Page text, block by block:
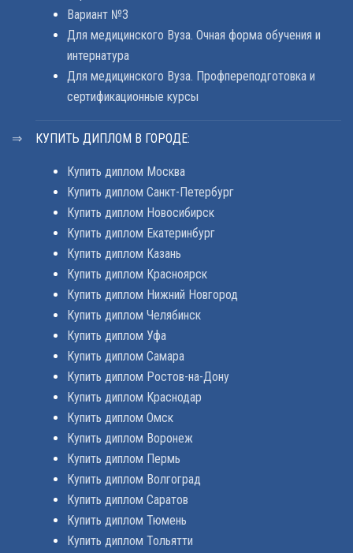
Вариант №3
Для медицинского Вуза. Очная форма обучения и
интернатура
Для медицинского Вуза. Профпереподготовка и
сертификационные курсы
КУПИТЬ ДИПЛОМ В ГОРОДЕ:
Купить диплом Москва
Купить диплом Санкт-Петербург
Купить диплом Новосибирск
Купить диплом Екатеринбург
Купить диплом Казань
Купить диплом Красноярск
Купить диплом Нижний Новгород
Купить диплом Челябинск
Купить диплом Уфа
Купить диплом Самара
Купить диплом Ростов-на-Дону
Купить диплом Краснодар
Купить диплом Омск
Купить диплом Воронеж
Купить диплом Пермь
Купить диплом Волгоград
Купить диплом Саратов
Купить диплом Тюмень
Купить диплом Тольятти